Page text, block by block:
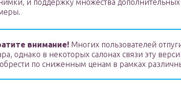
и поддержку множества
внимание! Многих пользователей
однако в некоторых салонах связи эту
по сниженным ценам в рамках